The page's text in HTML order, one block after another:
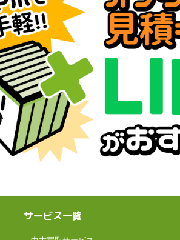
サービス一覧